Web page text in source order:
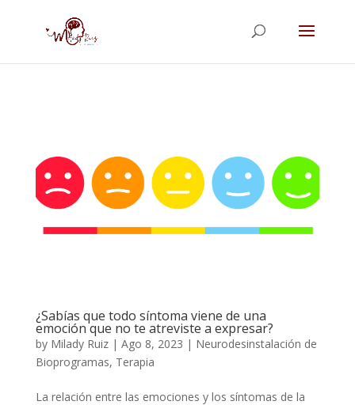
¿Sabías que todo síntoma viene de una
emoción que no te atreviste a expresar?
by Milady Ruiz| Ago 8, 2023 | Neurodesinstalación de
Bioprogramas, Terapia
La relación entre las emociones y los síntomas de la